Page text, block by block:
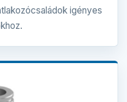
igényes